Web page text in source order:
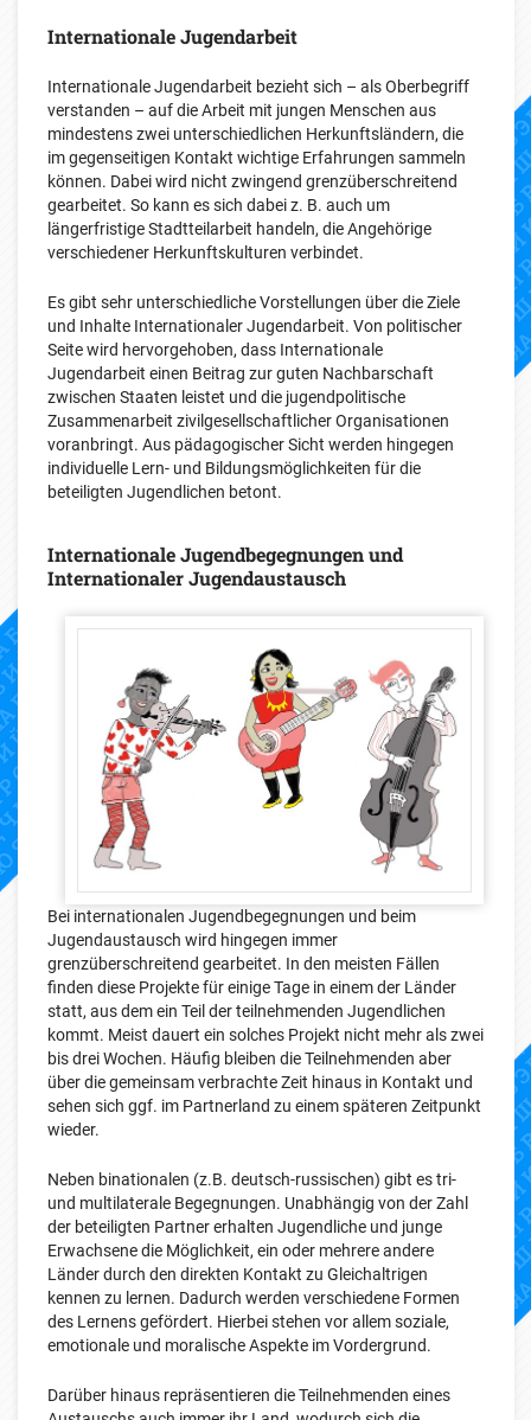
Internationale Jugendarbeit
Internationale Jugendarbeit bezieht sich – als Oberbegriff
verstanden – auf die Arbeit mit jungen Menschen aus
mindestens zwei unterschiedlichen Herkunftsländern, die
im gegenseitigen Kontakt wichtige Erfahrungen sammeln
können. Dabei wird nicht zwingend grenzüberschreitend
gearbeitet. So kann es sich dabei z. B. auch um
längerfristige Stadtteilarbeit handeln, die Angehörige
verschiedener Herkunftskulturen verbindet.
Es gibt sehr unterschiedliche Vorstellungen über die Ziele
und Inhalte Internationaler Jugendarbeit. Von politischer
Seite wird hervorgehoben, dass Internationale
Jugendarbeit einen Beitrag zur guten Nachbarschaft
zwischen Staaten leistet und die jugendpolitische
Zusammenarbeit zivilgesellschaftlicher Organisationen
voranbringt. Aus pädagogischer Sicht werden hingegen
individuelle Lern- und Bildungsmöglichkeiten für die
beteiligten Jugendlichen betont.
Internationale Jugendbegegnungen und
Internationaler Jugendaustausch
Bei internationalen Jugendbegegnungen und beim
Jugendaustausch wird hingegen immer
grenzüberschreitend gearbeitet. In den meisten Fällen
finden diese Projekte für einige Tage in einem der Länder
statt, aus dem ein Teil der teilnehmenden Jugendlichen
kommt. Meist dauert ein solches Projekt nicht mehr als zwei
bis drei Wochen. Häufig bleiben die Teilnehmenden aber
über die gemeinsam verbrachte Zeit hinaus in Kontakt und
sehen sich ggf. im Partnerland zu einem späteren Zeitpunkt
wieder.
Neben binationalen (z.B. deutsch-russischen) gibt es tri-
und multilaterale Begegnungen. Unabhängig von der Zahl
der beteiligten Partner erhalten Jugendliche und junge
Erwachsene die Möglichkeit, ein oder mehrere andere
Länder durch den direkten Kontakt zu Gleichaltrigen
kennen zu lernen. Dadurch werden verschiedene Formen
des Lernens gefördert. Hierbei stehen vor allem soziale,
emotionale und moralische Aspekte im Vordergrund.
Darüber hinaus repräsentieren die Teilnehmenden eines